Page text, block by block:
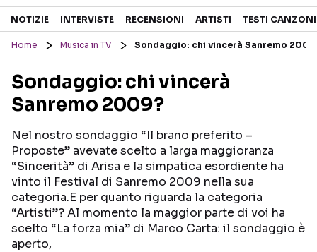
Sezioni
RECENSIONI MUSICALI
INTERVISTE
GOSSIP E CURIOSITÀ
TESTI CANZONI
TALENT SHOW
Seguici sui social
NOTIZIE INTERVISTE RECENSIONI ARTISTI TESTI CANZONI
Home Musica in TV Sondaggio: chi vincerà Sanremo
Sondaggio: chi vincerà
Sanremo 2009?
Nel nostro sondaggio “Il brano preferito –
Proposte” avevate scelto a larga maggioranza
“Sincerità” di Arisa e la simpatica esordiente ha
vinto il Festival di Sanremo 2009 nella sua
categoria.E per quanto riguarda la categoria
“Artisti”? Al momento la maggior parte di voi ha
scelto “La forza mia” di Marco Carta: il sondaggio è
aperto,